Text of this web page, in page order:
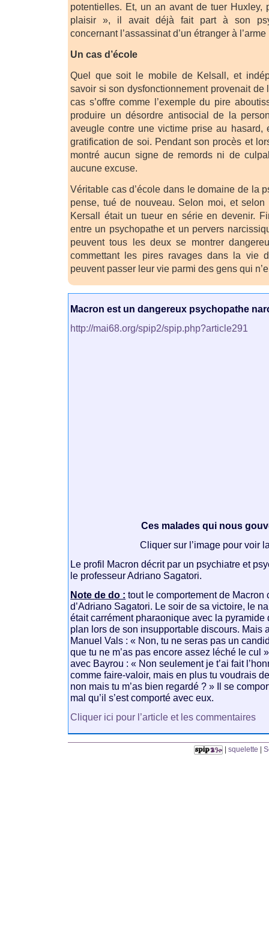
potentielles. Et, un an avant de tuer Huxley,
plaisir », il avait déjà fait part à son
concernant l’assassinat d’un étranger à
Un cas d’école
Quel que soit le mobile de Kelsall, et
savoir si son dysfonctionnement provenait de
cas s’offre comme l’exemple du pire
produire un désordre antisocial de la
aveugle contre une victime prise au hasard,
gratification de soi. Pendant son procès et
montré aucun signe de remords ni de
aucune excuse.
Véritable cas d’école dans le domaine de la
pense, tué de nouveau. Selon moi, et selon
Kersall était un tueur en série en devenir.
entre un psychopathe et un pervers
peuvent tous les deux se montrer
commettant les pires ravages dans la vie
peuvent passer leur vie parmi des gens qui
Macron est un dangereux psychopathe
http://mai68.org/spip2/spip.php?article291
Ces malades qui nous
Cliquer sur l’image pour voir
Le profil Macron décrit par un psychiatre et
le professeur Adriano Sagatori.
Note de do : tout le comportement de Macron
d’Adriano Sagatori. Le soir de sa victoire, le
était carrément pharaonique avec la pyramide
plan lors de son insupportable discours. Mais
Manuel Vals : « Non, tu ne seras pas un
que tu ne m’as pas encore assez léché le cul
avec Bayrou : « Non seulement je t’ai fait
comme faire-valoir, mais en plus tu voudrais
non mais tu m’as bien regardé ? » Il se
mal qu’il s’est comporté avec eux.
Cliquer ici pour l’article et les commentaires
squelette